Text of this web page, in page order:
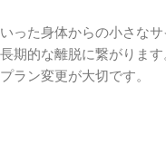
った身体からの小さな
期的な離脱に繋がりま
ラン変更が大切です。